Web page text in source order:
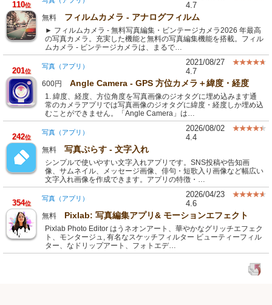
110位
4.7
無料 フィルムカメラ - アナログフィルム
► フィルムカメラ - 無料写真編集・ビンテージカメラ2026 年最高
の写真カメラ。充実した機能と無料の写真編集機能を搭載。フィル
ムカメラ - ビンテージカメラは、まるで…
201位
写真（アプリ）
2021/08/27
4.7
600円 Angle Camera - GPS 方位カメラ＋緯度・経度
1. 緯度、経度、方位角度を写真画像のジオタグに埋め込みます通
常のカメラアプリでは写真画像のジオタグに緯度・経度しか埋め込
むことができません。「Angle Camera」は…
242位
写真（アプリ）
2026/08/02
4.4
無料 写真ぷらす - 文字入れ
シンプルで使いやすい文字入れアプリです。SNS投稿や告知画
像、サムネイル、メッセージ画像、俳句・短歌入り画像など幅広い
文字入れ画像を作成できます。アプリの特徴・…
354位
写真（アプリ）
2026/04/23
4.6
無料 Pixlab: 写真編集アプリ& モーションエフェクト
Pixlab Photo Editor はうネオンアート、華やかなグリッチエフェク
ト、モンタージュ, 有名なスケッチフィルター ビューティーフィル
ター、なドリップアート、フォトエデ…